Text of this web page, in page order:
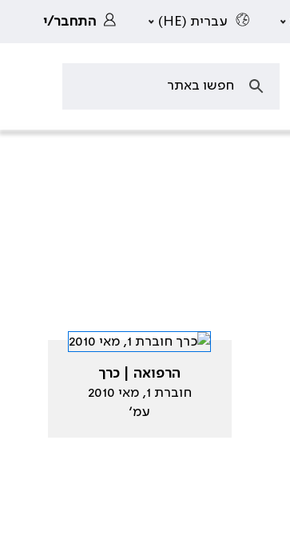
עברית (HE) התחבר/י
הרפואה | כרך
חוברת 1, מאי 2010
עמ׳